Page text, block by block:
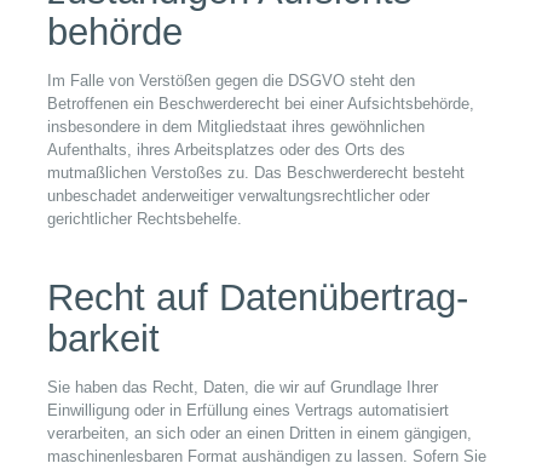
behörde
Im Falle von Verstößen gegen die DSGVO steht den
Betroffenen ein Beschwerderecht bei einer Aufsichtsbehörde,
insbesondere in dem Mitgliedstaat ihres gewöhnlichen
Aufenthalts, ihres Arbeitsplatzes oder des Orts des
mutmaßlichen Verstoßes zu. Das Beschwerderecht besteht
unbeschadet anderweitiger verwaltungsrechtlicher oder
gerichtlicher Rechtsbehelfe.
Recht auf Daten­übertrag­
barkeit
Sie haben das Recht, Daten, die wir auf Grundlage Ihrer
Einwilligung oder in Erfüllung eines Vertrags automatisiert
verarbeiten, an sich oder an einen Dritten in einem gängigen,
maschinenlesbaren Format aushändigen zu lassen. Sofern Sie